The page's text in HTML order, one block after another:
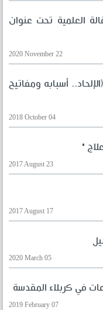
العلمية تحت عنوان
2020 November 22
أسبابه ومفاتيح
2018 October 04
"
2017 August 23
2017 August 17
2020 March 05
في كربلاء المقدسة
2019 February 07